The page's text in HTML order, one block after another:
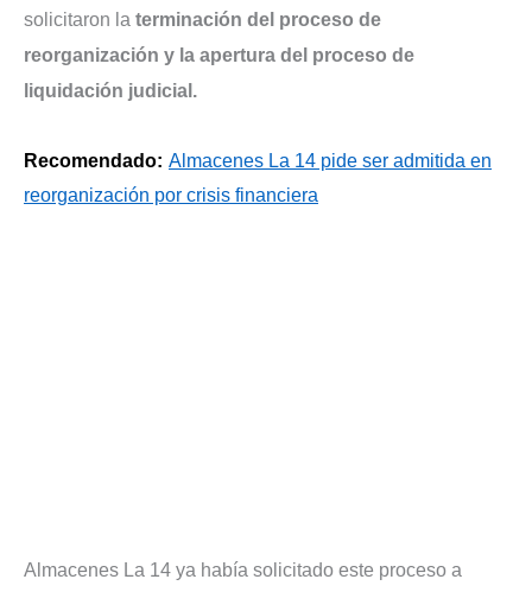
solicitaron la terminación del proceso de
reorganización y la apertura del proceso de
liquidación judicial.
Recomendado: Almacenes La 14 pide ser admitida en
reorganización por crisis financiera
Almacenes La 14 ya había solicitado este proceso a